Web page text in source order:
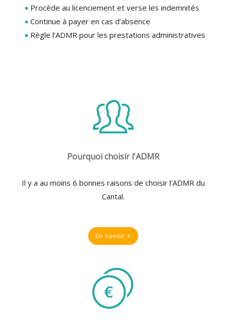
Procède au licenciement et verse les indemnités
Continue à payer en cas d’absence
Règle l’ADMR pour les prestations administratives
Pourquoi choisir l'ADMR
Il y a au moins 6 bonnes raisons de choisir l'ADMR du
Cantal.
En savoir +